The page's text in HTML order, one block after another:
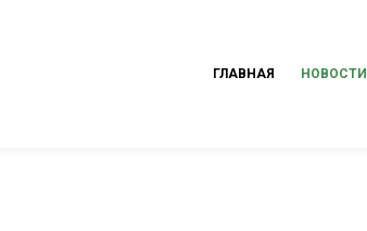
ГЛАВНАЯ НОВОСТИ